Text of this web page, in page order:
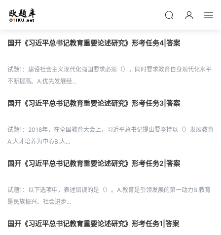
国开《习近平总书记教育重要论述研究》形考任务4|答案
试题1：建设社会主义现代化强国要求必须（），同时要求教育自身现代化水平
不断提高。A.优先发展经...
国开《习近平总书记教育重要论述研究》形考任务3|答案
试题1：2018年，在全国教育大会上，习近平总书记提出要坚持以（）发展教育
A.人才培养为中心B.人...
国开《习近平总书记教育重要论述研究》形考任务2|答案
试题1：以下选项中，表述错误的是（）。A.教育是引领发展的第一动力B.教育
是民族振兴、社会进步...
国开《习近平总书记教育重要论述研究》形考任务1|答案